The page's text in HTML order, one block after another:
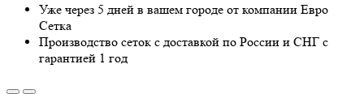
Уже через 5 дней в вашем городе от компании Евро
Сетка
Производство сеток с доставкой по России и СНГ с
гарантией 1 год